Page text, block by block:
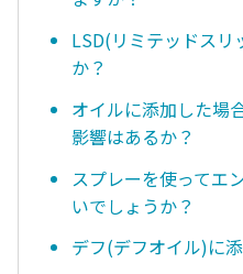
LSD(リミテッドス
か？
オイルに添加した場
影響はあるか？
スプレーを使ってエ
いでしょうか？
デフ(デフオイル)に